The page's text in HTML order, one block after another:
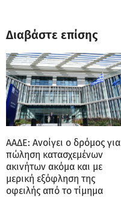
Διαβάστε επίσης
ΑΑΔΕ: Ανοίγει ο δρόμος για
πώληση κατασχεμένων
ακινήτων ακόμα και με
μερική εξόφληση της
οφειλής από το τίμημα